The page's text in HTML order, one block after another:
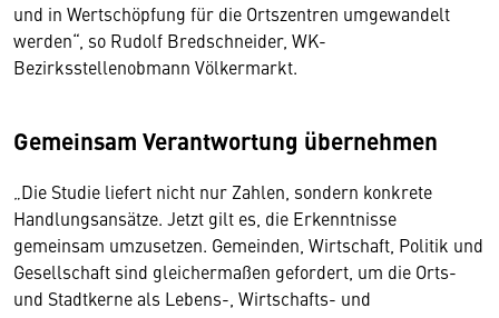
und in Wertschöpfung für die Ortszentren umgewandelt
werden“, so Rudolf Bredschneider, WK-
Bezirksstellenobmann Völkermarkt.
Gemeinsam Verantwortung übernehmen
„Die Studie liefert nicht nur Zahlen, sondern konkrete
Handlungsansätze. Jetzt gilt es, die Erkenntnisse
gemeinsam umzusetzen. Gemeinden, Wirtschaft, Politik und
Gesellschaft sind gleichermaßen gefordert, um die Orts-
und Stadtkerne als Lebens-, Wirtschafts- und